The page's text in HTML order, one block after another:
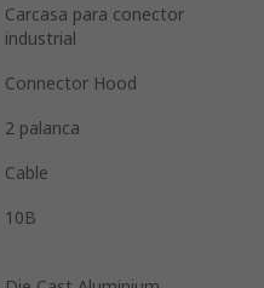
Carcasa para conector
industrial
Connector Hood
2 palanca
Cable
10B